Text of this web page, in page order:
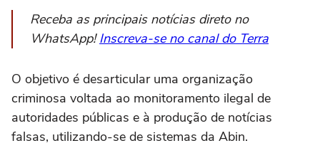
Receba as principais notícias direto no
WhatsApp!Inscreva-se no canal do Terra
O objetivo é desarticular uma organização
criminosa voltada ao monitoramento ilegal de
autoridades públicas e à produção de notícias
falsas, utilizando-se de sistemas da Abin.